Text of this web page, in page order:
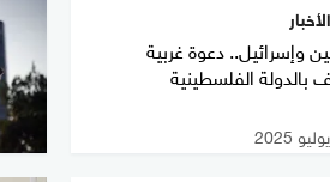
وإسرائيل.. دعوة غربية
بالدولة الفلسطينية